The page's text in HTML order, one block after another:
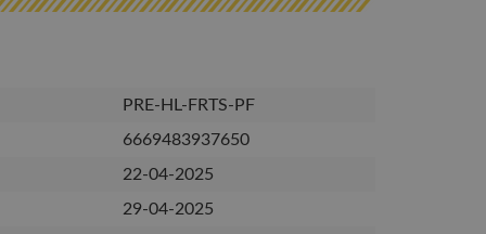
PRE-HL-FRTS-PF
6669483937650
22-04-2025
29-04-2025